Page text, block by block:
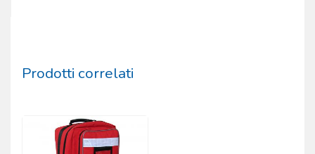
Prodotti correlati